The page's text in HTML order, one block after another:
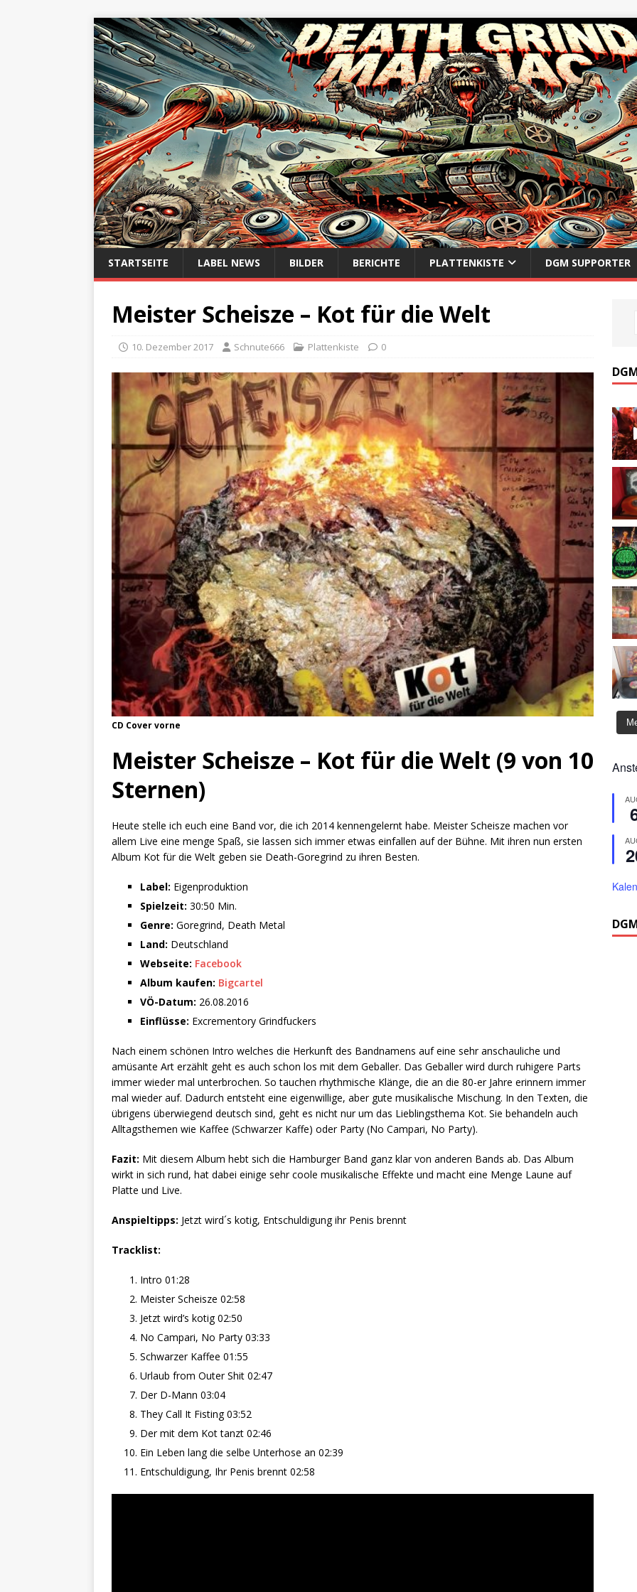
STARTSEITE LABEL NEWS BILDER BERICHTE PLATTENKISTE DGM SUPPORTER
Meister Scheisze – Kot für die Welt
10. Dezember 2017 Schnute666 Plattenkiste 0
CD Cover vorne
Meister Scheisze – Kot für die Welt (9 von 10
Sternen)
Heute stelle ich euch eine Band vor, die ich 2014 kennengelernt habe. Meister Scheisze machen vor
allem Live eine menge Spaß, sie lassen sich immer etwas einfallen auf der Bühne. Mit ihren nun ersten
Album Kot für die Welt geben sie Death-Goregrind zu ihren Besten.
Label: Eigenproduktion
Spielzeit: 30:50 Min.
Genre: Goregrind, Death Metal
Land: Deutschland
Webseite: Facebook
Album kaufen: Bigcartel
VÖ-Datum: 26.08.2016
Einflüsse: Excrementory Grindfuckers
Nach einem schönen Intro welches die Herkunft des Bandnamens auf eine sehr anschauliche und
amüsante Art erzählt geht es auch schon los mit dem Geballer. Das Geballer wird durch ruhigere Parts
immer wieder mal unterbrochen. So tauchen rhythmische Klänge, die an die 80-er Jahre erinnern immer
mal wieder auf. Dadurch entsteht eine eigenwillige, aber gute musikalische Mischung. In den Texten, die
übrigens überwiegend deutsch sind, geht es nicht nur um das Lieblingsthema Kot. Sie behandeln auch
Alltagsthemen wie Kaffee (Schwarzer Kaffe) oder Party (No Campari, No Party).
Fazit: Mit diesem Album hebt sich die Hamburger Band ganz klar von anderen Bands ab. Das Album
wirkt in sich rund, hat dabei einige sehr coole musikalische Effekte und macht eine Menge Laune auf
Platte und Live.
Anspieltipps: Jetzt wird´s kotig, Entschuldigung ihr Penis brennt
Tracklist:
Intro 01:28
Meister Scheisze 02:58
Jetzt wird’s kotig 02:50
No Campari, No Party 03:33
Schwarzer Kaffee 01:55
Urlaub from Outer Shit 02:47
Der D-Mann 03:04
They Call It Fisting 03:52
Der mit dem Kot tanzt 02:46
Ein Leben lang die selbe Unterhose an 02:39
Entschuldigung, Ihr Penis brennt 02:58